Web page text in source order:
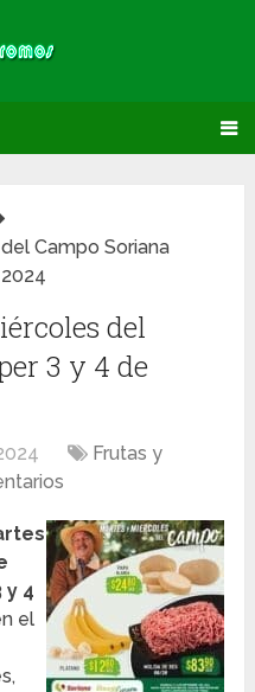
Campo Soriana
del
3 y 4 de
Frutas y
y 4
el